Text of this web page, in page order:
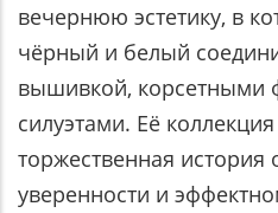
вечернюю эстетику, в
чёрный и белый
вышивкой,
силуэтами. Её
торжественная история
уверенности и